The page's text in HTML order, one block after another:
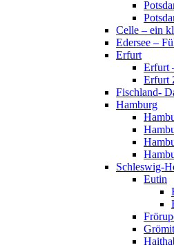
Celle – ein
Edersee –
Erfurt
Erfurt
Erfurt
Fischland-
Hamburg
Schleswig-
Eutin